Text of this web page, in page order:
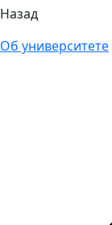
Назад
Об университете